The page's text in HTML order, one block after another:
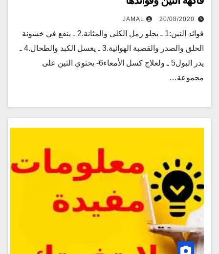
20/08/2020
JAMAL
فوائد التين:1 ـ يجلو رمل الكلى والمثانة.2 ـ ينفع في خشونة
الحلق والصدر والقصبة الهوائية.3 ـ يغسل الكبد والطحال.4 ـ
يدر البول5 ـ ولعلاج كسل الأمعاء6- يحتوي التين على
مجموعة…